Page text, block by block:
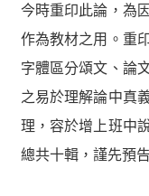
今時重印此論，為
作為教材之用。重
字體區分頌文、論
之易於理解論中真
理，容於增上班中
總共十輯，謹先預